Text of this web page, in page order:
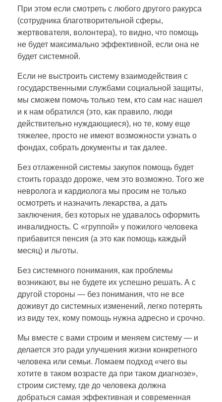
о
с
т
и
!
При этом если смотреть с любого другого ракурса
(сотрудника благотворительной сферы,
жертвователя, волонтера), то видно, что помощь
не будет максимально эффективной, если она не
будет системной.
Если не выстроить систему взаимодействия с
государственными службами социальной защиты,
мы сможем помочь только тем, кто сам нас нашел
и к нам обратился (это, как правило, люди
действительно нуждающиеся), но те, кому еще
тяжелее, просто не имеют возможности узнать о
фондах, собрать документы и так далее.
Без отлаженной системы закупок помощь будет
стоить гораздо дороже, чем это возможно. Того же
невролога и кардиолога мы просим не только
осмотреть и назначить лекарства, а дать
заключения, без которых не удавалось оформить
инвалидность. С «группой» у пожилого человека
прибавится пенсия (а это как помощь каждый
месяц) и льготы.
Без системного понимания, как проблемы
возникают, вы не будете их успешно решать. А с
другой стороны — без понимания, что не все
доживут до системных изменений, легко потерять
из виду тех, кому помощь нужна адресно и срочно.
Мы вместе с вами строим и меняем систему — и
делается это ради улучшения жизни конкретного
человека или семьи. Ломаем подход «чего вы
хотите в таком возрасте да при таком диагнозе»,
строим систему, где до человека должна
добраться самая эффективная и современная